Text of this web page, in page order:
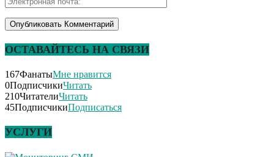
ОСТАВАЙТЕСЬ НА СВЯЗИ
167ФанатыМне нравится
0ПодписчикиЧитать
210ЧитателиЧитать
45ПодписчикиПодписаться
УСЛУГИ